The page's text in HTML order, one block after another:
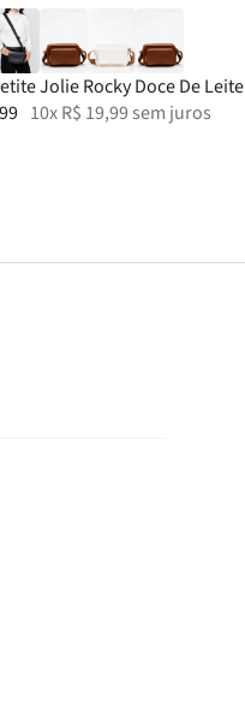
Jolie Rocky Doce De Leite
99 10xR$ 19,99 sem juros